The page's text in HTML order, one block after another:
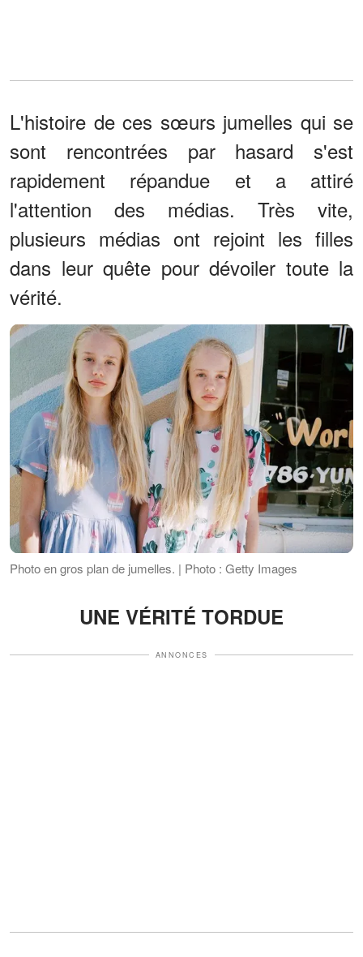
L'histoire de ces sœurs jumelles qui se
sont rencontrées par hasard s'est
rapidement répandue et a attiré
l'attention des médias. Très vite,
plusieurs médias ont rejoint les filles
dans leur quête pour dévoiler toute la
vérité.
Photo en gros plan de jumelles. | Photo : Getty Images
UNE VÉRITÉ TORDUE
ANNONCES